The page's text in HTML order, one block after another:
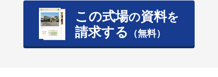
この式場の資料を
請求する （無料）